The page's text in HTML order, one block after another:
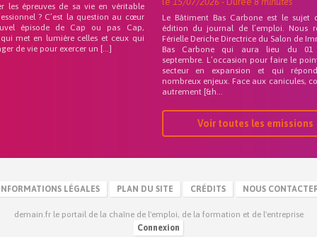
les épreuves de sa vie en véritable
? C’est la question au cœur
épisode de Cap ou pas Cap,
qui met en lumière celles et ceux qui
de vie pour exercer un […]
Le Bâtiment Bas Carbone est le sujet
édition du journal de l’emploi. Nous
Férielle Deriche Directrice du Salon de
Bas Carbone qui aura lieu du
septembre. L’occasion pour faire le
secteur en expansion et qui
nombreux enjeux. Face aux canicules,
autrement [&h...
Voir toutes les emissions
LÉGALES PLAN DU SITE CRÉDITS NOUS
demain.fr le portail de la chaîne de l'emploi, de la formation et de l'entreprise
Connexion